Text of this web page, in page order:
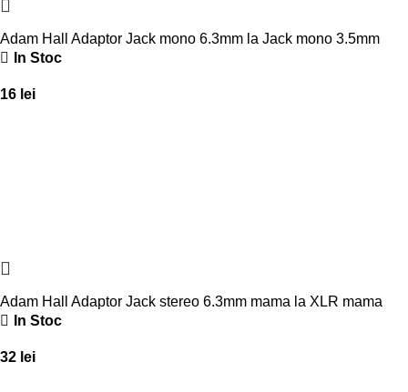
Adam Hall Adaptor Jack mono 6.3mm la Jack mono 3.5mm
In Stoc
16 lei
Adam Hall Adaptor Jack stereo 6.3mm mama la XLR mama
In Stoc
32 lei